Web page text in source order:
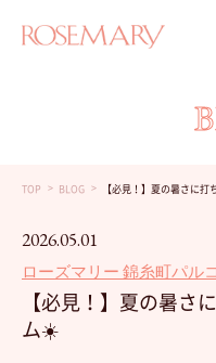
TOP BLOG 【必見！】夏の暑さに
2026.05.01
ローズマリー 錦糸町パル
【必見！】夏の暑
ム☀️